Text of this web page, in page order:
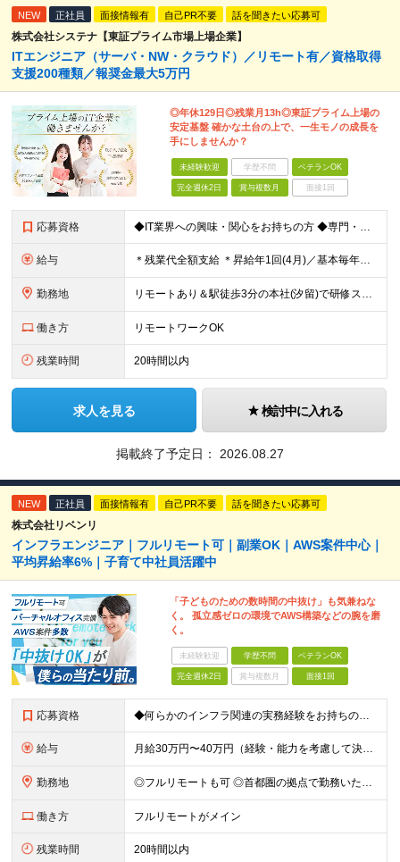
NEW 正社員 面接情報有 自己PR不要 話を聞きたい応募可
株式会社システナ【東証プライム市場上場企業】
ITエンジニア（サーバ・NW・クラウド）／リモート有／資格取得
支援200種類／報奨金最大5万円
◎年休129日◎残業月13h◎東証プライム上場の
安定基盤 確かな土台の上で、一生モノの成長を
手にしませんか？
未経験歓迎 学歴不問 ベテランOK
完全週休2日 賞与複数月 面接1回
応募資格 ◆IT業界への興味・関心をお持ちの方 ◆専門・短大卒以上※ ※ヘルプデスクやカスタマーサポート ※エンジニア以外の経験をお持ちの方 1年未満の経験でもOKです！
給与 ＊残業代全額支給 ＊昇給年1回(4月)／基本毎年昇給 ＊賞与年2回(6月・12月)／3ヶ月分支給実績あり ＊交通費支給(月5万円まで) -------------------- ◆社員の年収例 年収4
勤務地 リモートあり＆駅徒歩3分の本社(汐留)で研修スタート！ 【システナ東京本社】 東京都港区海岸1-2-20 汐留ビルディング14F・16F ◆リモートワーク・フルリモートのお仕事もあり ◆お住まいの地
働き方 リモートワークOK
残業時間 20時間以内
求人を見る 検討中に入れる
掲載終了予定日： 2026.08.27
NEW 正社員 面接情報有 自己PR不要 話を聞きたい応募可
株式会社リベンリ
インフラエンジニア｜フルリモート可｜副業OK｜AWS案件中心｜
平均昇給率6%｜子育て中社員活躍中
「子どものための数時間の中抜け」も気兼ねな
く。 孤立感ゼロの環境でAWS構築などの腕を磨
く。
未経験歓迎 学歴不問 ベテランOK
完全週休2日 賞与複数月 面接1回
応募資格 ◆何らかのインフラ関連の実務経験をお持ちの方 ◆学歴不問 ＜特に歓迎する方＞ ◆Linuxサーバーの構築・運用経験（3年以上） ◆パブリッククラウド（AWS / Azure / GCPいずれか）を用
給与 月給30万円〜40万円（経験・能力を考慮して決定） ※固定残業代20時間分（4.0〜5.5万円）含む／超過分は全額支給 ※経験・スキルを考慮のうえ決定いたします ※6ヶ月の試用期間あり。期間中の待遇に
勤務地 ◎フルリモートも可 ◎首都圏の拠点で勤務いただくことを想定しております ■本社（湘南本社） 神奈川県藤沢市辻堂神台2-2-1 アイクロス湘南8階 └JR東海道線「辻堂駅」徒歩3分 ■東北支社 秋田
働き方 フルリモートがメイン
残業時間 20時間以内